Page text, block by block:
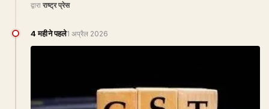
द्वारा राष्ट्र प्रेस
4 महीने पहले1 अप्रैल 2026